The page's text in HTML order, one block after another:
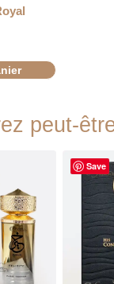
peut-
Save